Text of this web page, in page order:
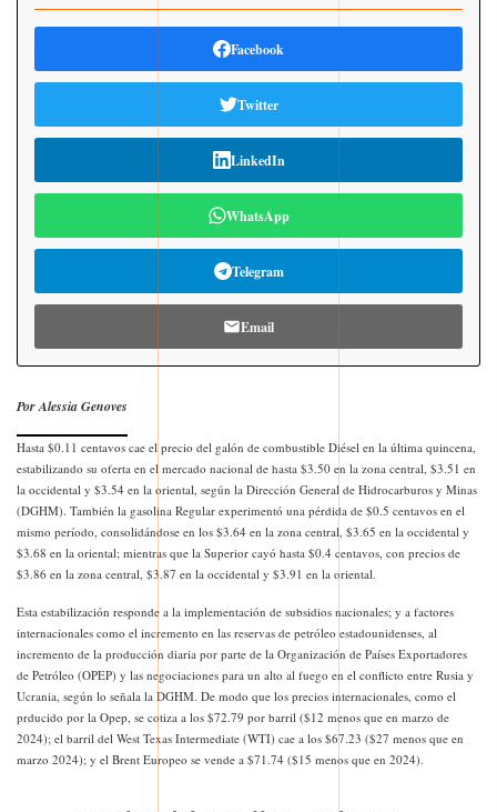
Facebook
Twitter
LinkedIn
WhatsApp
Telegram
Email
Por Alessia Genoves
Hasta $0.11 centavos cae el precio del galón de combustible Diésel en la última quincena,
estabilizando su oferta en el mercado nacional de hasta $3.50 en la zona central, $3.51 en
la occidental y $3.54 en la oriental, según la Dirección General de Hidrocarburos y Minas
(DGHM). También la gasolina Regular experimentó una pérdida de $0.5 centavos en el
mismo período, consolidándose en los $3.64 en la zona central, $3.65 en la occidental y
$3.68 en la oriental; mientras que la Superior cayó hasta $0.4 centavos, con precios de
$3.86 en la zona central, $3.87 en la occidental y $3.91 en la oriental.
Esta estabilización responde a la implementación de subsidios nacionales; y a factores
internacionales como el incremento en las reservas de petróleo estadounidenses, al
incremento de la producción diaria por parte de la Organización de Países Exportadores
de Petróleo (OPEP) y las negociaciones para un alto al fuego en el conflicto entre Rusia y
Ucrania, según lo señala la DGHM. De modo que los precios internacionales, como el
prducido por la Opep, se cotiza a los $72.79 por barril ($12 menos que en marzo de
2024); el barril del West Texas Intermediate (WTI) cae a los $67.23 ($27 menos que en
marzo 2024); y el Brent Europeo se vende a $71.74 ($15 menos que en 2024).